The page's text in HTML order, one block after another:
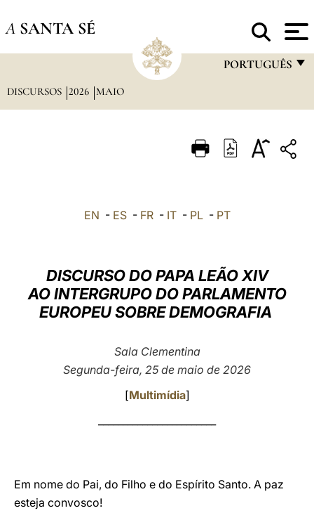
A SANTA SÉ
PORTUGUÊS
ITALIANO
العربيّة
中文
DISCURSOS 2026 MAIO
EN - ES- FR- IT- PL- PT
DISCURSO DO PAPA LEÃO XIV
AO INTERGRUPO DO PARLAMENTO
EUROPEU SOBRE DEMOGRAFIA
Sala Clementina
Segunda-feira, 25 de maio de 2026
[Multimídia]
Em nome do Pai, do Filho e do Espírito Santo. A paz
esteja convosco!